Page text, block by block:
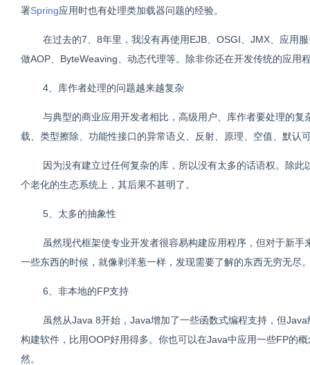
署Spring应用时也有处理类加载器问题的经验。
在过去的7、8年里，我没有再使用EJB、OSGI、JMX、应用
做AOP、ByteWeaving、动态代理等。除非你还在开发传统的应用
4、库作者处理的问题越来越复杂
与典型的商业应用开发者相比，高级用户、库作者要处理的
载、类型擦除、功能性接口的异常语义、反射、原理、空值、默认
因为没有建立过任何复杂的库，所以没有太多的话语权。除
个老化的生态系统上，其后果不甚明了。
5、太多的抽象性
虽然现代框架使专业开发者很容易构建应用程序，但对于新
一些东西的时候，就像剥洋葱一样，发现需要了解的东西无穷无尽
6、非本地的FP支持
虽然从Java 8开始，Java增加了一些函数式编程支持，但
构建软件，比用OOP好用得多。你也可以在Java中应用一些FP的
然。